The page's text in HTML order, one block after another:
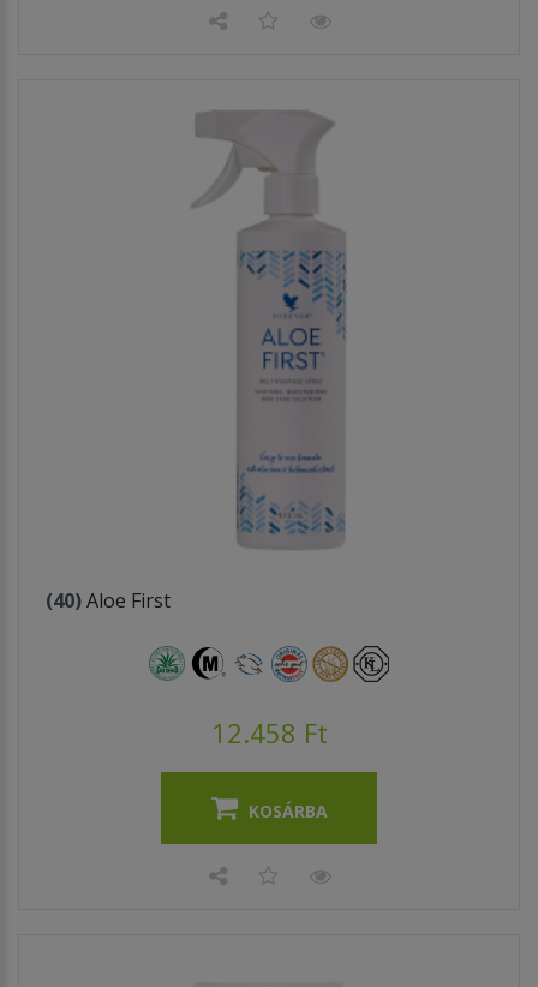
(40)Aloe First
12.458 Ft
KOSÁRBA